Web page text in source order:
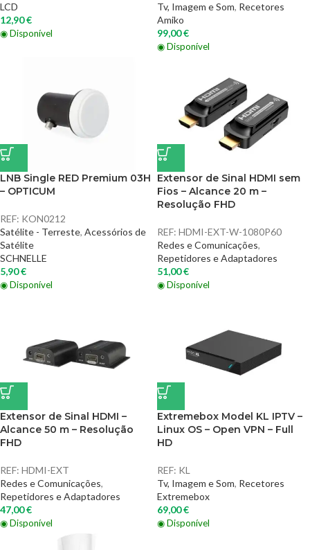
LCD
12,90€
◉ Disponível
Tv, Imagem e Som, Recetores
Amiko
99,00€
◉ Disponível
LNB Single RED Premium 03H
– OPTICUM
REF: KON0212
Satélite - Terreste, Acessórios de
Satélite
SCHNELLE
5,90€
◉ Disponível
Extensor de Sinal HDMI sem
Fios – Alcance 20 m –
Resolução FHD
REF: HDMI-EXT-W-1080P60
Redes e Comunicações,
Repetidores e Adaptadores
51,00€
◉ Disponível
Extensor de Sinal HDMI –
Alcance 50 m – Resolução
FHD
REF: HDMI-EXT
Redes e Comunicações,
Repetidores e Adaptadores
47,00€
◉ Disponível
Extremebox Model KL IPTV –
Linux OS – Open VPN – Full
HD
REF: KL
Tv, Imagem e Som, Recetores
Extremebox
69,00€
◉ Disponível